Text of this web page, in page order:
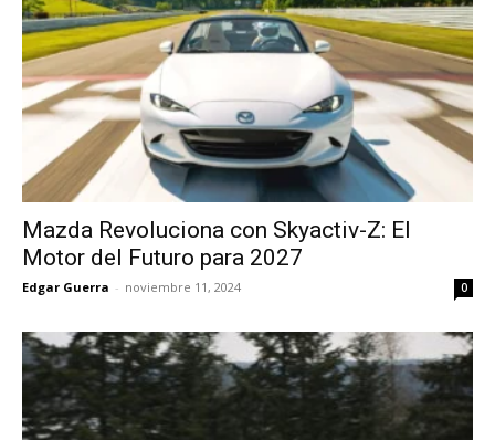
Mazda Revoluciona con Skyactiv-Z: El
Motor del Futuro para 2027
Edgar Guerra - noviembre 11, 2024 0